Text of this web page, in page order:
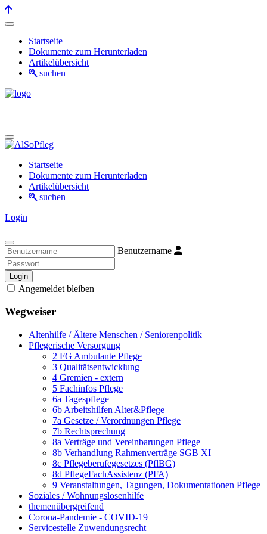
Startseite
Dokumente zum Herunterladen
Artikelübersicht
suchen
Startseite
Dokumente zum Herunterladen
Artikelübersicht
suchen
Login
Benutzername
Login
Angemeldet bleiben
Wegweiser
Altenhilfe / Ältere Menschen / Seniorenpolitik
Pflegerische Versorgung
2 FG Ambulante Pflege
3 Qualitätsentwicklung
4 Gremien - extern
5 Fachinfos Pflege
6a Tagespflege
6b Arbeitshilfen Alter&Pflege
7a Gesetze / Verordnungen Pflege
7b Rechtsprechung
8a Verträge und Vereinbarungen Pflege
8b Verhandlung Rahmenverträge SGB XI
8c Pflegeberufegesetzes (PflBG)
8d PflegeFachAssistenz (PFA)
9 Veranstaltungen, Tagungen, Dokumentationen Pflege
Soziales / Wohnungslosenhilfe
themenübergreifend
Corona-Pandemie - COVID-19
Servicestelle Zuwendungsrecht